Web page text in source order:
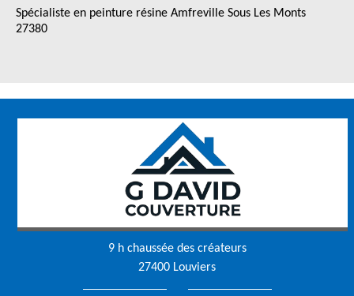
Spécialiste en peinture résine Amfreville Sous Les Monts
27380
9 h chaussée des créateurs
27400 Louviers